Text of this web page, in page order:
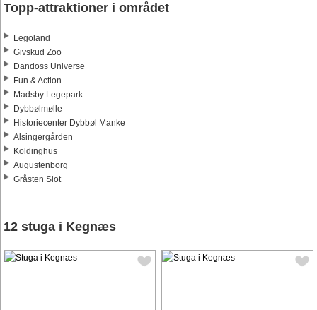
Topp-attraktioner i området
Legoland
Givskud Zoo
Dandoss Universe
Fun & Action
Madsby Legepark
Dybbølmølle
Historiecenter Dybbøl Manke
Alsingergården
Koldinghus
Augustenborg
Gråsten Slot
12 stuga i Kegnæs